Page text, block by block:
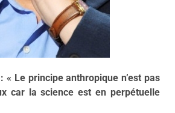
:« Le principe anthropique n’est pas
car la science est en perpétuelle